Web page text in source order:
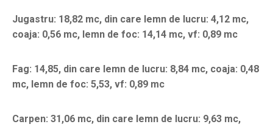
Jugastru: 18,82 mc, din care lemn de lucru: 4,12 mc,
coaja: 0,56 mc, lemn de foc: 14,14 mc, vf: 0,89 mc
Fag: 14,85, din care lemn de lucru: 8,84 mc, coaja: 0,48
mc, lemn de foc: 5,53, vf: 0,89 mc
Carpen: 31,06 mc, din care lemn de lucru: 9,63 mc,